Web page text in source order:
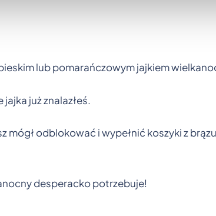
lub pomarańczowym jajkiem
już znalazłeś.
odblokować i wypełnić koszyki z
desperacko potrzebuje!